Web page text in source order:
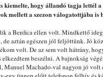
kiemelte, hogy állandó tagja lettél
mellett a szezon válogatottjába is
a Benfica ellen volt. Mindkettő
aztán egészen jól feljöttünk. Jó
volt. De az sem volt hátrány,
beszélni. A bajnokság
Manuel Machado-val nagyon jó